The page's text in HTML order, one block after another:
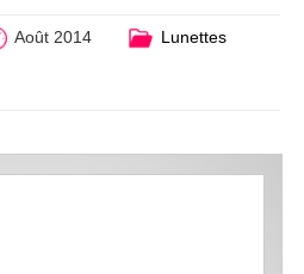
Août 2014 Lunettes